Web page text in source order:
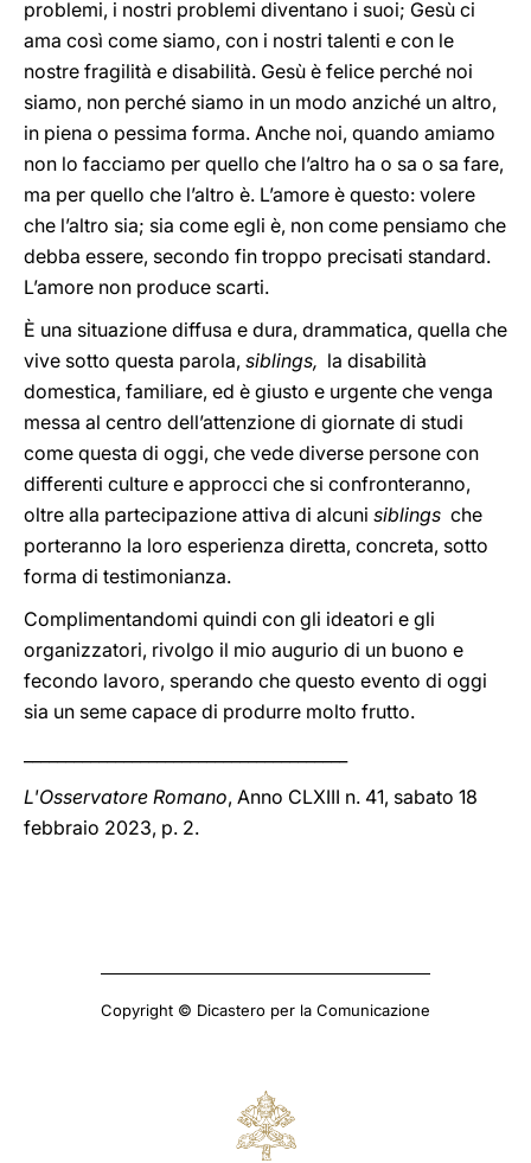
problemi, i nostri problemi diventano i suoi; Gesù ci
ama così come siamo, con i nostri talenti e con le
nostre fragilità e disabilità. Gesù è felice perché noi
siamo, non perché siamo in un modo anziché un altro,
in piena o pessima forma. Anche noi, quando amiamo
non lo facciamo per quello che l’altro ha o sa o sa fare,
ma per quello che l’altro è. L’amore è questo: volere
che l’altro sia; sia come egli è, non come pensiamo che
debba essere, secondo fin troppo precisati standard.
L’amore non produce scarti.
È una situazione diffusa e dura, drammatica, quella che
vive sotto questa parola, siblings, la disabilità
domestica, familiare, ed è giusto e urgente che venga
messa al centro dell’attenzione di giornate di studi
come questa di oggi, che vede diverse persone con
differenti culture e approcci che si confronteranno,
oltre alla partecipazione attiva di alcuni siblings che
porteranno la loro esperienza diretta, concreta, sotto
forma di testimonianza.
Complimentandomi quindi con gli ideatori e gli
organizzatori, rivolgo il mio augurio di un buono e
fecondo lavoro, sperando che questo evento di oggi
sia un seme capace di produrre molto frutto.
L'Osservatore Romano, Anno CLXIII n. 41, sabato 18
febbraio 2023, p. 2.
Copyright © Dicastero per la Comunicazione